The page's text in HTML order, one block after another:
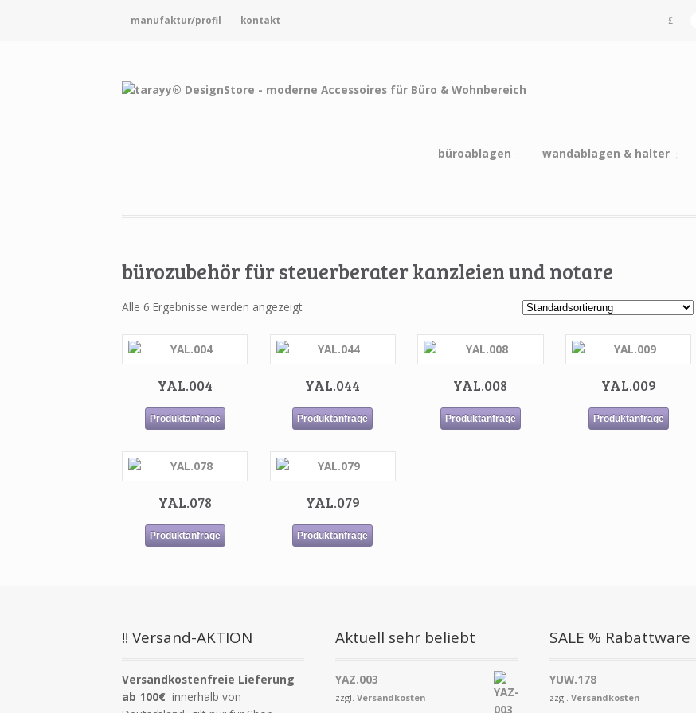
manufaktur/profil kontakt
büroablagen wandablagen & halter
bürozubehör für steuerberater kanzleien und notare
Alle 6 Ergebnisse werden angezeigt
YAL.004
Produktanfrage
YAL.044
Produktanfrage
YAL.008
Produktanfrage
YAL.009
Produktanfrage
YAL.078
Produktanfrage
YAL.079
Produktanfrage
!! Versand-AKTION
Versandkostenfreie Lieferung
ab 100€ innerhalb von
Aktuell sehr beliebt
YAZ.003
zzgl.Versandkosten
SALE % Rabattware
YUW.178
zzgl. Versandkosten